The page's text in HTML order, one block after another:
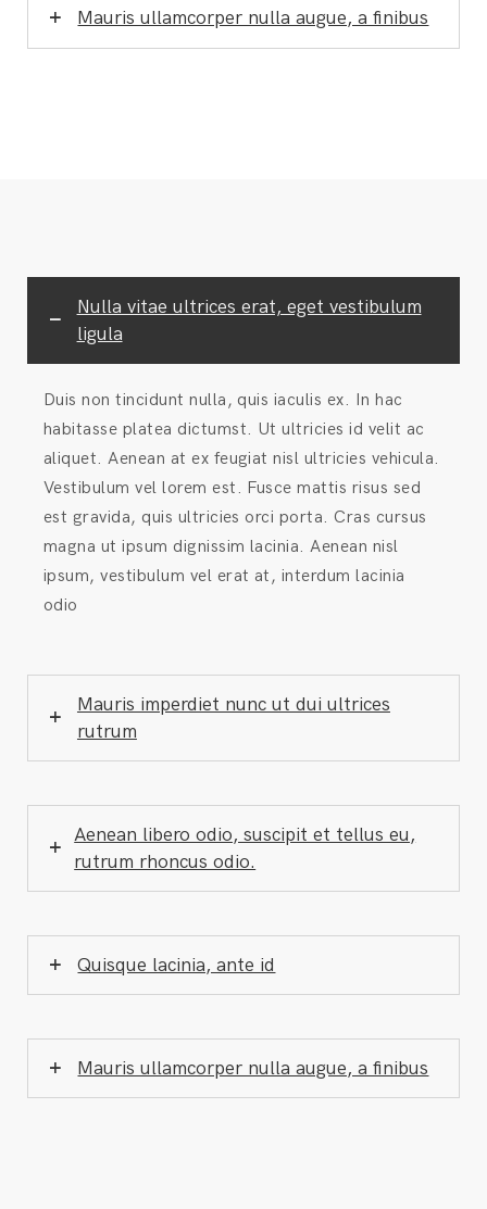
Mauris ullamcorper nulla augue, a finibus
Nulla vitae ultrices erat, eget vestibulum
ligula
Duis non tincidunt nulla, quis iaculis ex. In hac
habitasse platea dictumst. Ut ultricies id velit ac
aliquet. Aenean at ex feugiat nisl ultricies vehicula.
Vestibulum vel lorem est. Fusce mattis risus sed
est gravida, quis ultricies orci porta. Cras cursus
magna ut ipsum dignissim lacinia. Aenean nisl
ipsum, vestibulum vel erat at, interdum lacinia
odio
Mauris imperdiet nunc ut dui ultrices
rutrum
Aenean libero odio, suscipit et tellus eu,
rutrum rhoncus odio.
Quisque lacinia, ante id
Mauris ullamcorper nulla augue, a finibus